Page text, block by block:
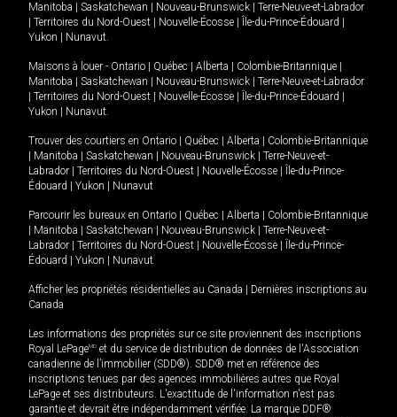
Manitoba
Saskatchewan Nouveau-Brunswick
Terre-Neuve-et-Labrador
Territoires du Nord-Ouest Nouvelle-Écosse Île-du-Prince-Édouard
Yukon
Nunavut.
Maisons à louer - Ontario Québec Alberta Colombie-Britannique
Manitoba
Saskatchewan Nouveau-Brunswick
Terre-Neuve-et-Labrador
Territoires du Nord-Ouest Nouvelle-Écosse Île-du-Prince-Édouard
Yukon
Nunavut.
Trouver des courtiers en Ontario Québec Alberta
Colombie-Britannique
Manitoba Saskatchewan Nouveau-Brunswick
Terre-Neuve-et-
Labrador
Territoires du Nord-Ouest Nouvelle-Écosse
Île-du-Prince-
Édouard
Yukon Nunavut
Parcourir les bureaux en Ontario Québec Alberta
Colombie-Britannique
Manitoba Saskatchewan Nouveau-Brunswick
Terre-Neuve-et-
Labrador
Territoires du Nord-Ouest Nouvelle-Écosse
Île-du-Prince-
Édouard
Yukon Nunavut
Afficher les propriétés résidentielles au Canada
Dernières inscriptions au
Canada
Les informations des propriétés sur ce site proviennent des inscriptions
Royal LePageMD et du service de distribution de données de l'Association
canadienne de l’immobilier (SDD®). SDD® met en référence des
inscriptions tenues par des agences immobilières autres que Royal
LePage et ses distributeurs. L'exactitude de l'information n'est pas
garantie et devrait être indépendamment vérifiée. La marque DDF®